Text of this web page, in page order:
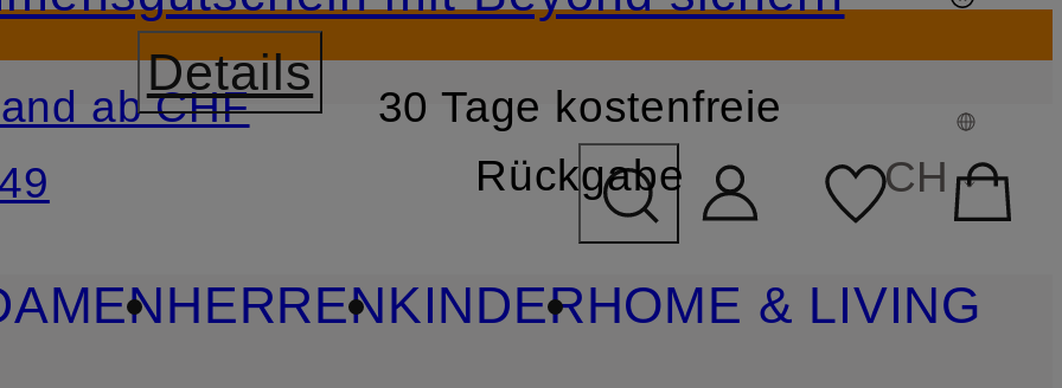
ZUM SUCHFELD ÜBERSPRINGEN
Details
ab CHF
30 Tage kostenfreie
Rückgabe
CH
HERRENKINDERHOME & LIVING